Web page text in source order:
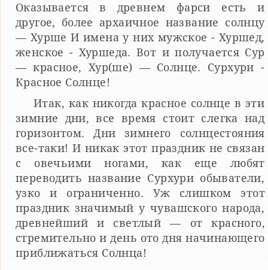
Оказывается в древнем фарси есть и
другое, более архаичное название солнцу
— Хурше И имена у них мужское - Хуршед,
женское - Хуршеда. Вот и получается Сур
— красное, Хур(ше) — Солнце. Сурхури -
Красное Солнце!
Итак, как никогда красное солнце в эти
зимние дни, все время стоит слегка над
горизонтом. Дни зимнего солнцестояния
все-таки! И никак этот праздник не связан
с овечьими ногами, как еще любят
переводить название Сурхури обыватели,
узко и ограниченно. Уж слишком этот
праздник значимый у чувашского народа,
древнейший и светлый — от красного,
стремительно и день ото дня начинающего
приближаться Солнца!